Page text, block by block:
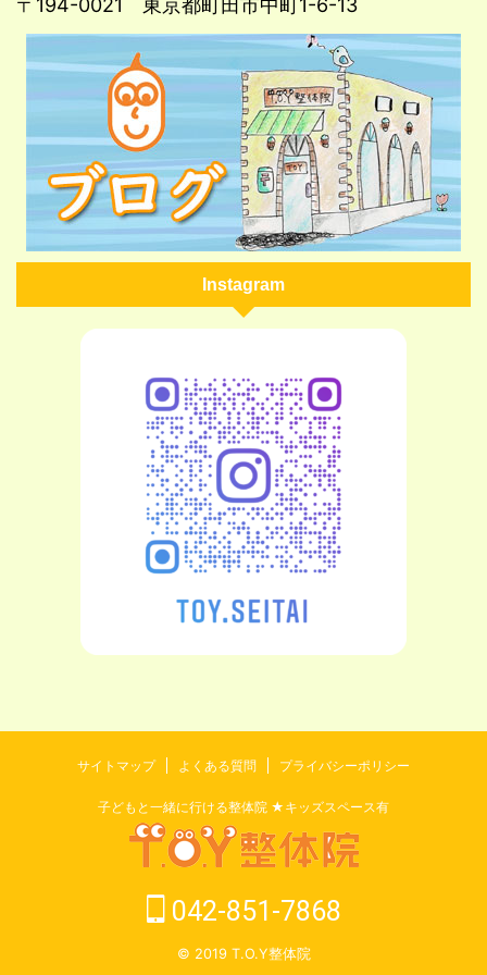
〒194-0021 東京都町田市中町1-6-13
Instagram
サイトマップ よくある質問 プライバシーポリシー
子どもと一緒に行ける整体院 ★キッズスペース有
042-851-7868
© 2019 T.O.Y整体院